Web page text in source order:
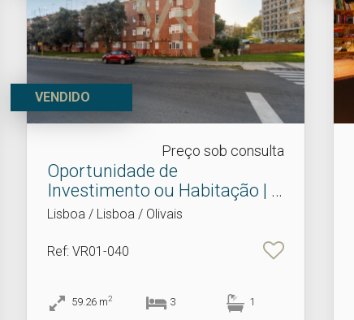
VENDIDO
Preço sob consulta
Oportunidade de
Investimento ou Habitação | T.​
..
Lisboa / Lisboa / Olivais
Ref: VR01-040
59.26 m2 3 1